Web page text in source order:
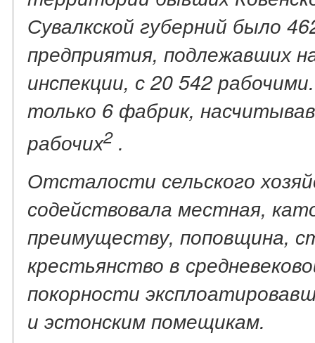
Сувалкской губерний было
предприятия, подлежавших
инспекции, с 20 542
только 6 фабрик,
рабочих2.
Отсталости сельского
содействовала местная,
преимуществу, поповщина,
крестьянство в
покорности
и эстонским помещикам.